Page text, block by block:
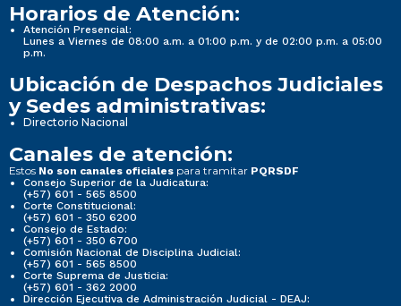
Horarios de Atención:
Atención Presencial:
Lunes a Viernes de 08:00 a.m. a 01:00 p.m. y de 02:00 p.m. a 05:00
p.m.
Ubicación de Despachos Judiciales
y Sedes administrativas:
Directorio Nacional
Canales de atención:
Estos No son canales oficiales para tramitar PQRSDF
Consejo Superior de la Judicatura:
(+57) 601 - 565 8500
Corte Constitucional:
(+57) 601 - 350 6200
Consejo de Estado:
(+57) 601 - 350 6700
Comisión Nacional de Disciplina Judicial:
(+57) 601 - 565 8500
Corte Suprema de Justicia:
(+57) 601 - 362 2000
Dirección Ejecutiva de Administración Judicial - DEAJ: